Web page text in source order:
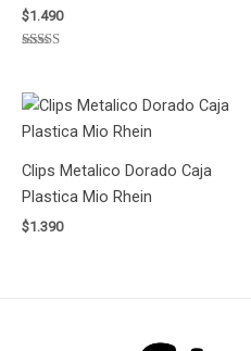
$1.490
de 5
Clips Metalico Dorado Caja
Plastica Mio Rhein
$1.390